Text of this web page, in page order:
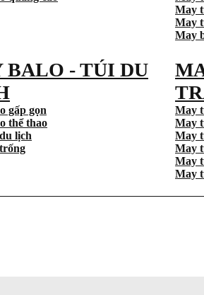
May
May
May
BALO - TÚI DU
gấp gọn
thể thao
lịch
May
May
May
May
May
May